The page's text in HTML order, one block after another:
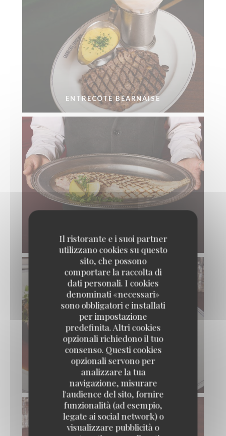
Il ristorante e i suoi partner
utilizzano cookies su questo
sito, che possono
comportare la raccolta di
dati personali. I cookies
denominati «necessari»
sono obbligatori e installati
per impostazione
predefinita. Altri cookies
opzionali richiedono il tuo
consenso. Questi cookies
opzionali servono per
analizzare la tua
navigazione, misurare
l'audience del sito, fornire
funzionalità (ad esempio,
legate ai social network) o
visualizzare pubblicità o
ENTRECÔTE BÉARNAISE
SOLE GRILLÉE
CÔTE DE VEAU FRANÇAIS AUX MORILLES